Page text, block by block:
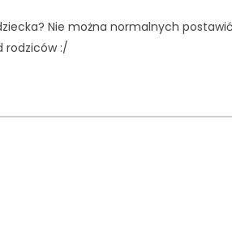
Nie można normalnych
rodziców :/